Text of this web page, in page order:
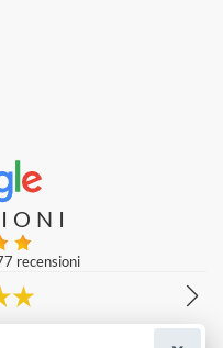
recensioni